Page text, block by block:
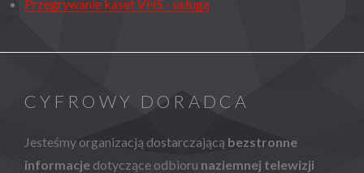
Przegrywanie kaset VHS - usługa
CYFROWY DORADCA
Jesteśmy organizacją dostarczającą bezstronne
informacje dotyczące odbioru naziemnej telewizji